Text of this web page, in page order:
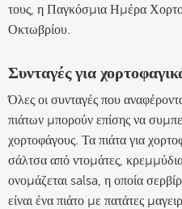
τους, η Παγκόσμια Ημέρα
Οκτωβρίου.
Συνταγές για
Όλες οι συνταγές που
πιάτων μπορούν επίσης να
χορτοφάγους. Τα πιάτα για
σάλτσα από ντομάτες,
ονομάζεται salsa, η οποία
είναι ένα πιάτο με πατάτες